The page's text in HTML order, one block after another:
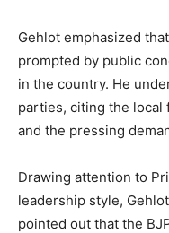
Gehlot emphasized
prompted by public
in the country. He
parties, citing the local
and the pressing
Drawing attention to
leadership style,
pointed out that the